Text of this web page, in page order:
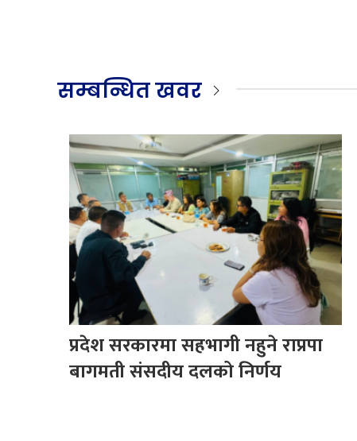
सम्बन्धित खवर
प्रदेश सरकारमा सहभागी नहुने राप्रपा
बागमती संसदीय दलको निर्णय